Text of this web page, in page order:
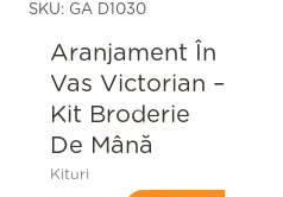
SKU: GA D1030
Aranjament În
Vas Victorian –
Kit Broderie
De Mână
Kituri